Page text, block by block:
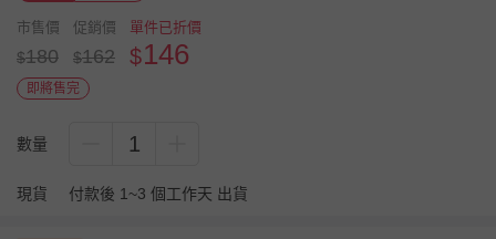
市售價
$180
促銷價
$162
單件已折價
$146
即將售完
數量 1
現貨 付款後 1~3 個工作天 出貨